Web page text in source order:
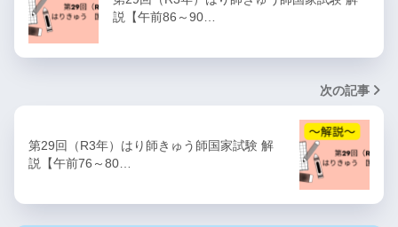
説【午前86～90…
次の記事
第29回（R3年）はり師きゅう師国家試験 解
説【午前76～80…